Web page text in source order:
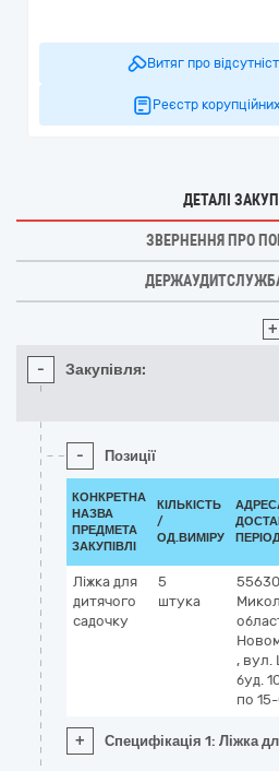
Витяг про
Реєстр
ДЕТАЛІ
ЗВЕРНЕННЯ ПРО
+
- Закупівля:
- Позиції
КОНКРЕТНА
НАЗВА
ПРЕДМЕТА
ЗАКУПІВЛІ
КІЛЬКІСТЬ
/
ОД.ВИМІРУ
Ліжка для
дитячого
садочку
5
штука
55630
, вул.
буд.
по
+ Специфікація 1: Ліжка